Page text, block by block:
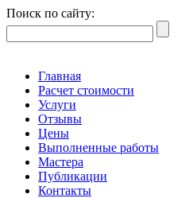
Поиск по сайту:
Главная
Расчет стоимости
Услуги
Отзывы
Цены
Выполненные работы
Мастера
Публикации
Контакты